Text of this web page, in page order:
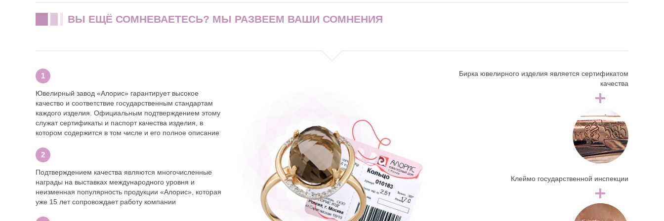
ВЫ ЕЩЁ СОМНЕВАЕТЕСЬ? МЫ РАЗВЕЕМ ВАШИ СОМНЕНИЯ
Ювелирный завод «Алорис» гарантирует высокое
качество и соответствие государственным стандартам
каждого изделия. Официальным подтверждением этому
служат сертификаты и паспорт качества изделия, в
котором содержится в том числе и его полное описание
Подтверждением качества являются многочисленные
награды на выставках международного уровня и
неизменная популярность продукции «Алорис», которая
уже 15 лет сопровождает работу компании
Бирка ювелирного изделия является сертификатом
качества
Клеймо государственной инспекции